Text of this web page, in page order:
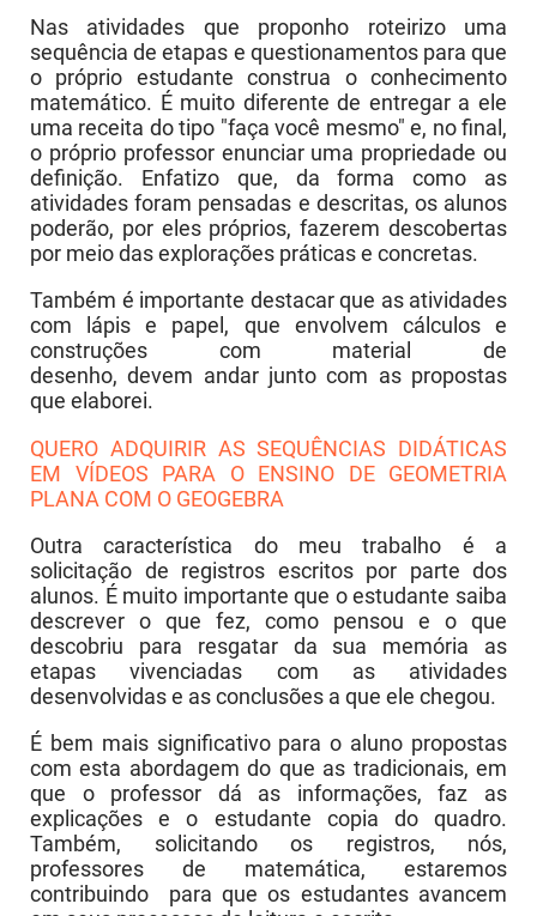
Nas atividades que proponho roteirizo uma
sequência de etapas e questionamentos para que
o próprio estudante construa o conhecimento
matemático. É muito diferente de entregar a ele
uma receita do tipo "faça você mesmo" e, no final,
o próprio professor enunciar uma propriedade ou
definição. Enfatizo que, da forma como as
atividades foram pensadas e descritas, os alunos
poderão, por eles próprios, fazerem descobertas
por meio das explorações práticas e concretas.
Também é importante destacar que as atividades
com lápis e papel, que envolvem cálculos e
construções com material de
desenho, devem andar junto com as propostas
que elaborei. ​
QUERO ADQUIRIR AS SEQUÊNCIAS DIDÁTICAS
EM VÍDEOS PARA O ENSINO DE GEOMETRIA
PLANA COM O GEOGEBRA
Outra característica do meu trabalho é a
solicitação de registros escritos por parte dos
alunos. É muito importante que o estudante saiba
descrever o que fez, como pensou e o que
descobriu para resgatar da sua memória as
etapas vivenciadas com as atividades
desenvolvidas e as conclusões a que ele chegou.
É bem mais significativo para o aluno propostas
com esta abordagem do que as tradicionais, em
que o professor dá as informações, faz as
explicações e o estudante copia do quadro.
Também, solicitando os registros, nós,
professores de matemática, estaremos
contribuindo para que os estudantes avancem